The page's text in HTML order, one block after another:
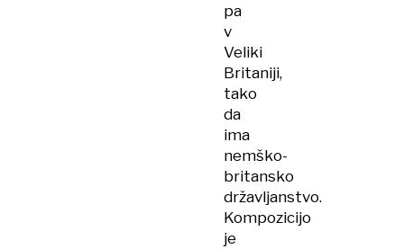
pa
v
Veliki
Britaniji,
tako
da
ima
nemško-
britansko
državljanstvo.
Kompozicijo
je